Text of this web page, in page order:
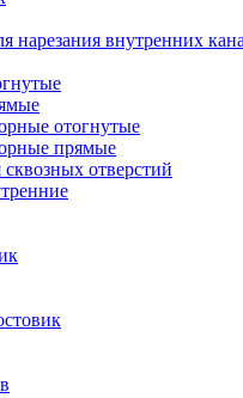
нарезания внутренних
отогнутые
прямые
отверстий